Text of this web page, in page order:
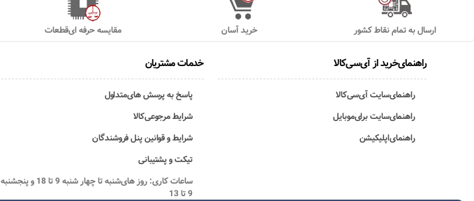
مقایسه حرفه ای‌قطعات خرید آسان ارسال به تمام نقاط کشور
راهنمای‌خرید از آی‌سی‌کالا
راهنمای‌سایت آی‌سی‌کالا
راهنمای‌سایت برای‌موبایل
راهنمای‌اپلیکیشن
خدمات مشتریان
پاسخ به پرسش های‌متداول
شرایط مرجوعی‌کالا
شرایط و قوانین پنل فروشندگان
تیکت و پشتیبانی
ساعات کاری: روز های‌شنبه تا چهار شنبه 9 تا 18 و پنجشنبه
9 تا 13